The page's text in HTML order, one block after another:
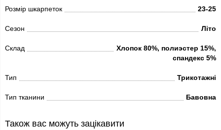
Розмір шкарпеток 23-25
Сезон Літо
Склад
Хлопок 80%, полиэстер 15%,
спандекс 5%
Тип Трикотажні
Тип тканини Бавовна
Також вас можуть зацікавити